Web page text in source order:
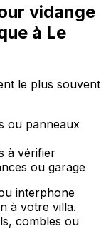
vidange
à Le
le plus souvent
ou panneaux
à vérifier
ou garage
interphone
à votre villa.
combles ou